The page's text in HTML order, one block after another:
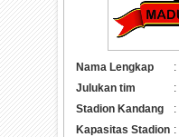
Nama Lengkap :
Julukan tim
:
Stadion Kandang
:
Kapasitas Stadion :